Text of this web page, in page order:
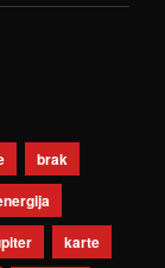
brak
karte